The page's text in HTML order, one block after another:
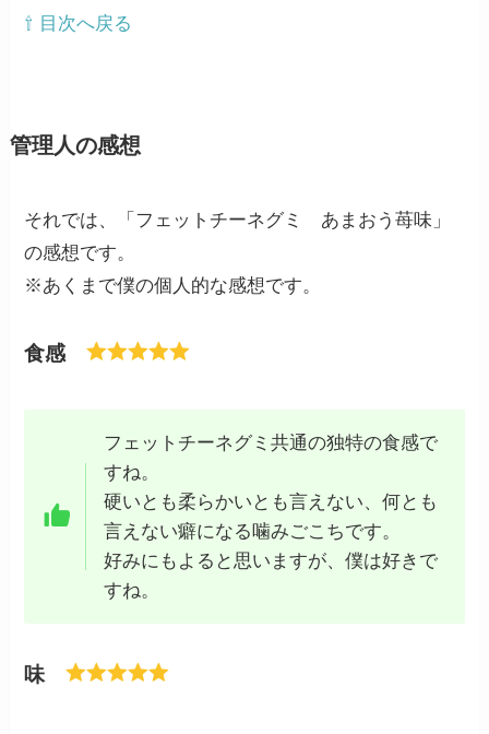
⇧ 目次へ戻る
管理人の感想
それでは、「フェットチーネグミ あまおう苺味」
の感想です。
※あくまで僕の個人的な感想です。
食感
フェットチーネグミ共通の独特の食感で
すね。
硬いとも柔らかいとも言えない、何とも
言えない癖になる噛みごこちです。
好みにもよると思いますが、僕は好きで
すね。
味